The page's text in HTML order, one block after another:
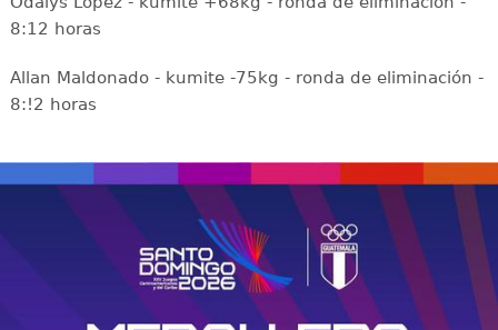
8:12 horas
Allan Maldonado - kumite -75kg - ronda de eliminación -
8:!2 horas